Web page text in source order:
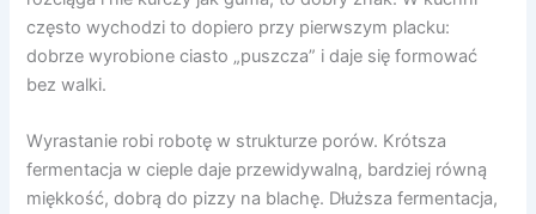
często wychodzi to dopiero przy pierwszym placku:
dobrze wyrobione ciasto „puszcza” i daje się formować
bez walki.
Wyrastanie robi robotę w strukturze porów. Krótsza
fermentacja w cieple daje przewidywalną, bardziej równą
miękkość, dobrą do pizzy na blachę. Dłuższa fermentacja,